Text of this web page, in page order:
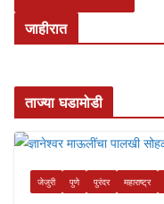
जाहीरात
ताज्या घडामोडी
जेजुरी पुणे पुरंदर महाराष्ट्र